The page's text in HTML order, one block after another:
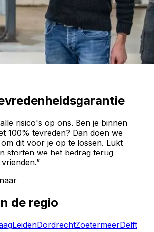
risico's op ons. Ben je binnen
100% tevreden? Dan doen we
dit voor je op te lossen. Lukt
storten we het bedrag terug.
de regio
LeidenDordrechtZoetermeerDelft